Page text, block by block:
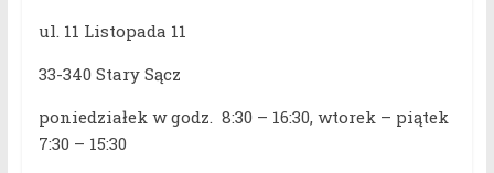
ul. 11 Listopada 11
33-340 Stary Sącz
poniedziałek w godz. 8:30 – 16:30, wtorek – piątek
7:30 – 15:30